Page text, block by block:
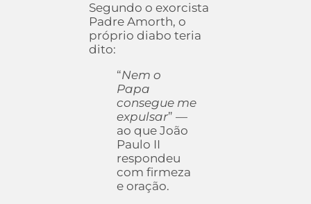
Segundo o exorcista
Padre Amorth, o
próprio diabo teria
dito:
“Nem o
Papa
consegue me
expulsar” —
ao que João
Paulo II
respondeu
com firmeza
e oração.